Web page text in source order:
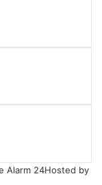
Alarm 24Hosted by